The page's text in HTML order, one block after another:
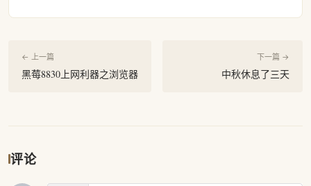
← 上一篇
黑莓8830上网利器之浏览器
下一篇 →
中秋休息了三天
评论